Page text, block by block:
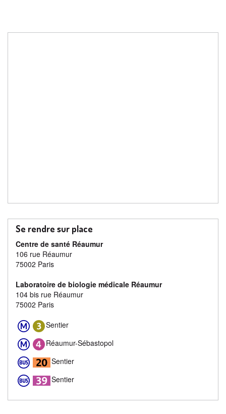
Se rendre sur place
Centre de santé Réaumur
106 rue Réaumur
75002 Paris
Laboratoire de biologie médicale Réaumur
104 bis rue Réaumur
75002 Paris
Sentier
Réaumur-Sébastopol
Sentier
Sentier